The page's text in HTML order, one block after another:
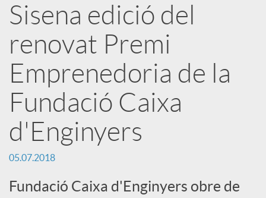
u
b
l
i
c
Sisena edició del
renovat Premi
Emprenedoria de la
Fundació Caixa
d'Enginyers
05.07.2018
Fundació Caixa d'Enginyers obre de